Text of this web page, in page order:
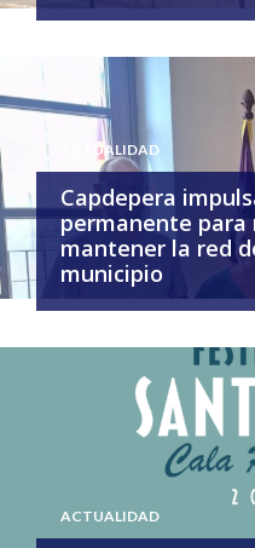
ACTUALIDAD
Capdepera
permanente para
mantener la red
municipio
ACTUALIDAD